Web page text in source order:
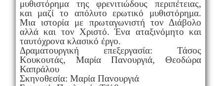
μυθιστόρημα της φρενιτιώδους περιπέτειας,
και μαζί το απόλυτο ερωτικό μυθιστόρημα.
Μια ιστορία με πρωταγωνιστή τον Διάβολο
αλλά και τον Χριστό. Ένα αταξινόμητο και
ταυτόχρονα κλασικό έργο.
Δραματουργική επεξεργασία: Τάσος
Κουκουτάς, Μαρία Πανουργιά, Θεοδώρα
Καπράλου
Σκηνοθεσία: Μαρία Πανουργιά